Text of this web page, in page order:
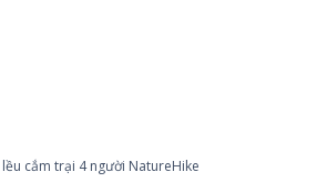
lều cắm trại 4 người NatureHike